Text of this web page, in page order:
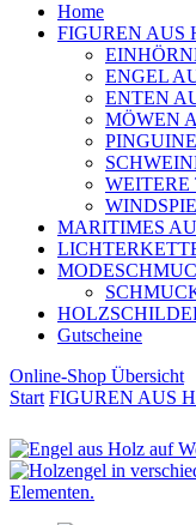
Home
FIGUREN AUS
ENGEL
ENTEN
MÖWEN
WEITERE
MARITIMES
Gutscheine
Online-Shop Übersicht
Start FIGUREN AUS